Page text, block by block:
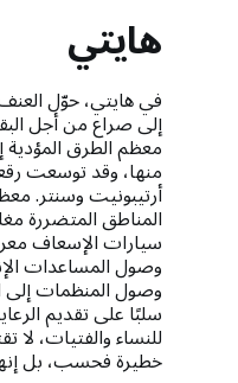
هايتي
في هايتي، حوّل
إلى صراع من أجل
معظم الطرق
منها، وقد توسعت
أرتيبونيت وسنتر.
المناطق المتضررة
سيارات الإسعاف
وصول المساعدات
وصول المنظمات إلى
سلبًا على تقديم
للنساء والفتيات، لا
خطيرة فحسب، بل